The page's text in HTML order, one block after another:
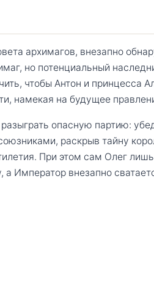
архимагов, внезапно
но потенциальный
чтобы Антон и принцесса
намекая на будущее
опасную партию:
раскрыв тайну
При этом сам Олег лишь
а Император внезапно